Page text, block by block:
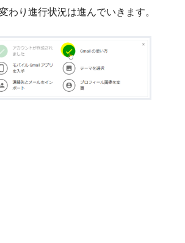
わり進行状況は進んでいきます。